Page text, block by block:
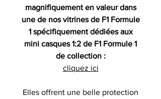
magnifiquement en valeur dans
une de nos vitrines de F1 Formule
1 spécifiquement dédiées aux
mini casques 1:2 de F1 Formule 1
de collection :
cliquez ici
Elles offrent une belle protection